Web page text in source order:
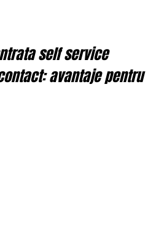
self service
avantaje pentru